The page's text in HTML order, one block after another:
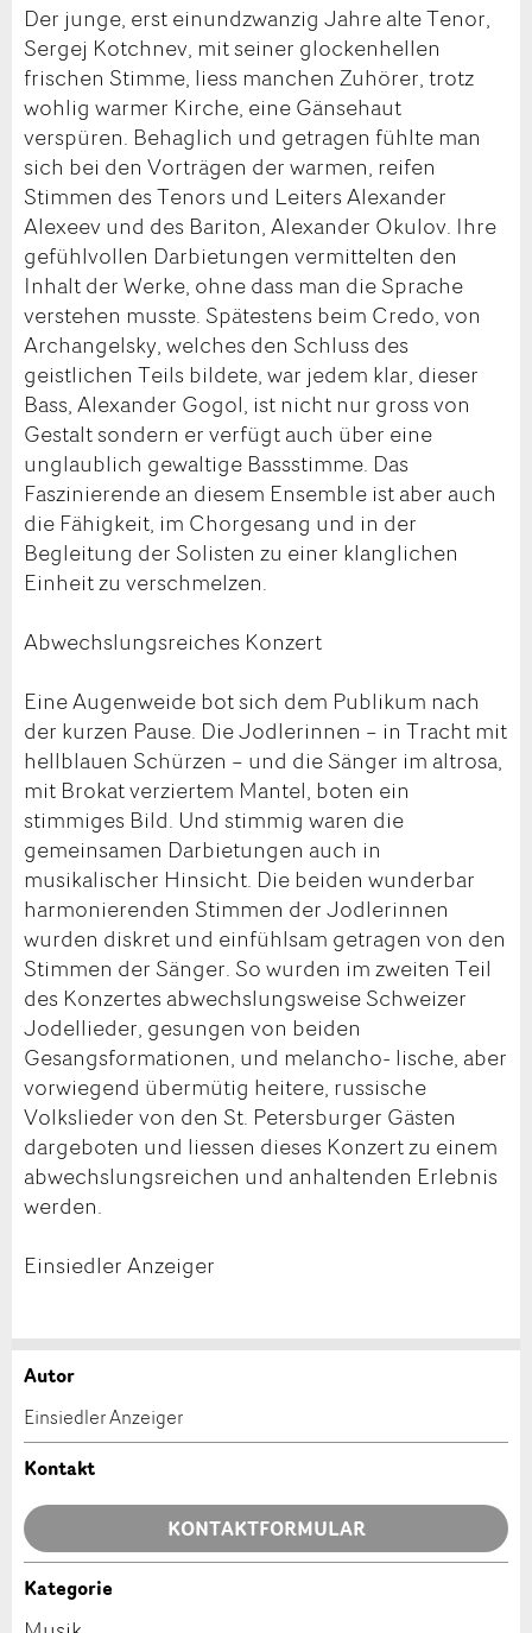
Der junge, erst einundzwanzig Jahre alte Tenor,
Sergej Kotchnev, mit seiner glockenhellen
frischen Stimme, liess manchen Zuhörer, trotz
wohlig warmer Kirche, eine Gänsehaut
verspüren. Behaglich und getragen fühlte man
sich bei den Vorträgen der warmen, reifen
Stimmen des Tenors und Leiters Alexander
Alexeev und des Bariton, Alexander Okulov. Ihre
gefühlvollen Darbietungen vermittelten den
Inhalt der Werke, ohne dass man die Sprache
verstehen musste. Spätestens beim Credo, von
Archangelsky, welches den Schluss des
geistlichen Teils bildete, war jedem klar, dieser
Bass, Alexander Gogol, ist nicht nur gross von
Gestalt sondern er verfügt auch über eine
unglaublich gewaltige Bassstimme. Das
Faszinierende an diesem Ensemble ist aber auch
die Fähigkeit, im Chorgesang und in der
Begleitung der Solisten zu einer klanglichen
Einheit zu verschmelzen.
Abwechslungsreiches Konzert
Eine Augenweide bot sich dem Publikum nach
der kurzen Pause. Die Jodlerinnen – in Tracht mit
hellblauen Schürzen – und die Sänger im altrosa,
mit Brokat verziertem Mantel, boten ein
stimmiges Bild. Und stimmig waren die
gemeinsamen Darbietungen auch in
musikalischer Hinsicht. Die beiden wunderbar
harmonierenden Stimmen der Jodlerinnen
wurden diskret und einfühlsam getragen von den
Stimmen der Sänger. So wurden im zweiten Teil
des Konzertes abwechslungsweise Schweizer
Jodellieder, gesungen von beiden
Gesangsformationen, und melancho- lische, aber
vorwiegend übermütig heitere, russische
Volkslieder von den St. Petersburger Gästen
dargeboten und liessen dieses Konzert zu einem
abwechslungsreichen und anhaltenden Erlebnis
werden.
Einsiedler Anzeiger
Anzeige beanstanden
Ihr Feedback wird sehr geschätzt!
Allgemeines Feedback
Anzeige nicht mehr gültig
Anzeige unvollständig
Anzeige weiterempfehlen
Empfehlen Sie diese Anzeige an Freunde weiter.
Autor
Einsiedler Anzeiger
Kontakt
KONTAKTFORMULAR
Kontakt
Kategorie